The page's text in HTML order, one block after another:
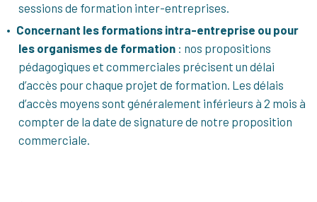
sessions de formation inter-entreprises.
Concernant les formations intra-entreprise ou pour
les organismes de formation: nos propositions
pédagogiques et commerciales précisent un délai
d’accès pour chaque projet de formation. Les délais
d’accès moyens sont généralement inférieurs à 2 mois à
compter de la date de signature de notre proposition
commerciale.